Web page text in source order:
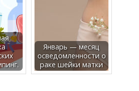
Январь — месяц
осведомленности о
раке шейки матки